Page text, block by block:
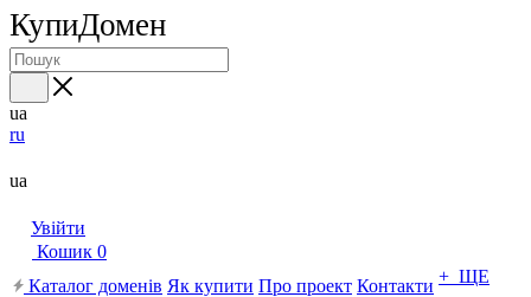
КупиДомен
ua
ru
ua
Увійти
Кошик 0
Каталог доменів Як купити Про проект Контакти + ЩЕ